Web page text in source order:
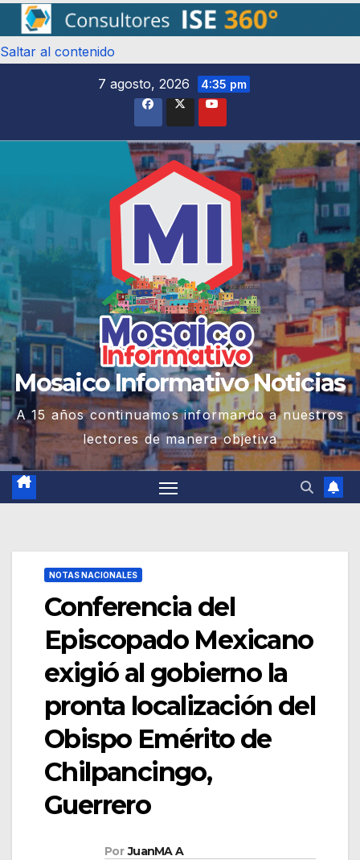
Saltar al contenido
7 agosto, 2026
4:35 pm
Mosaico Informativo Noticias
A 15 años continuamos informando a nuestros
lectores de manera objetiva
NOTAS NACIONALES
Conferencia del
Episcopado Mexicano
exigió al gobierno la
pronta localización del
Obispo Emérito de
Chilpancingo,
Guerrero
Por JuanMA A